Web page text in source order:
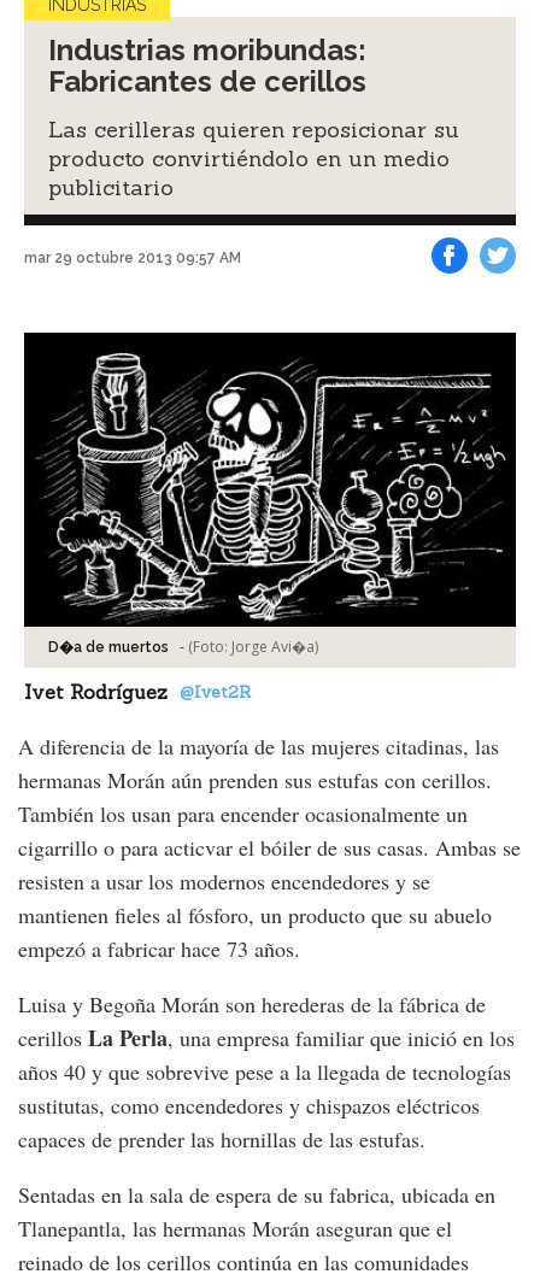
INDUSTRIAS
Industrias moribundas:
Fabricantes de cerillos
Las cerilleras quieren reposicionar su
producto convirtiéndolo en un medio
publicitario
mar 29 octubre 2013 09:57 AM
D�a de muertos - (Foto: Jorge Avi�a)
Ivet Rodríguez @Ivet2R
A diferencia de la mayoría de las mujeres citadinas, las
hermanas Morán aún prenden sus estufas con cerillos.
También los usan para encender ocasionalmente un
cigarrillo o para acticvar el bóiler de sus casas. Ambas se
resisten a usar los modernos encendedores y se
mantienen fieles al fósforo, un producto que su abuelo
empezó a fabricar hace 73 años.
Luisa y Begoña Morán son herederas de la fábrica de
cerillos La Perla, una empresa familiar que inició en los
años 40 y que sobrevive pese a la llegada de tecnologías
sustitutas, como encendedores y chispazos eléctricos
capaces de prender las hornillas de las estufas.
Sentadas en la sala de espera de su fabrica, ubicada en
Tlanepantla, las hermanas Morán aseguran que el
reinado de los cerillos continúa en las comunidades